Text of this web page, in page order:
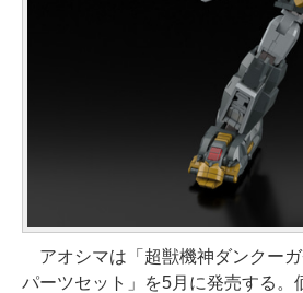
アオシマは「超獣機神ダンクー
パーツセット」を5月に発売する。